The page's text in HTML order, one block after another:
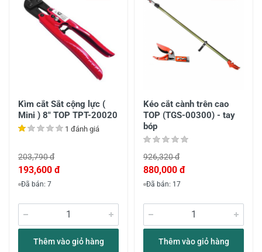
Kìm cắt Sắt cộng lực (
Mini ) 8" TOP TPT-20020
1 đánh giá
203,790 đ
193,600 đ
Đã bán: 7
Thêm vào giỏ hàng
Kéo cắt cành trên cao
TOP (TGS-00300) - tay
bóp
926,320 đ
880,000 đ
Đã bán: 17
Thêm vào giỏ hàng